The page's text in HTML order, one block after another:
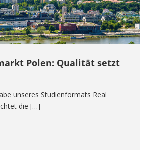
Polen: Qualität setzt
unseres Studienformats Real
die […]